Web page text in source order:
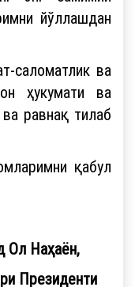
йўллашдан
саломатлик ва
ҳукумати ва
равнақ тилаб
қабул
Ол Наҳаён,
Президенти